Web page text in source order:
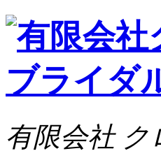
有限会社